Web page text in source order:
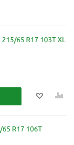
65 R17 103T XL
R17 106T